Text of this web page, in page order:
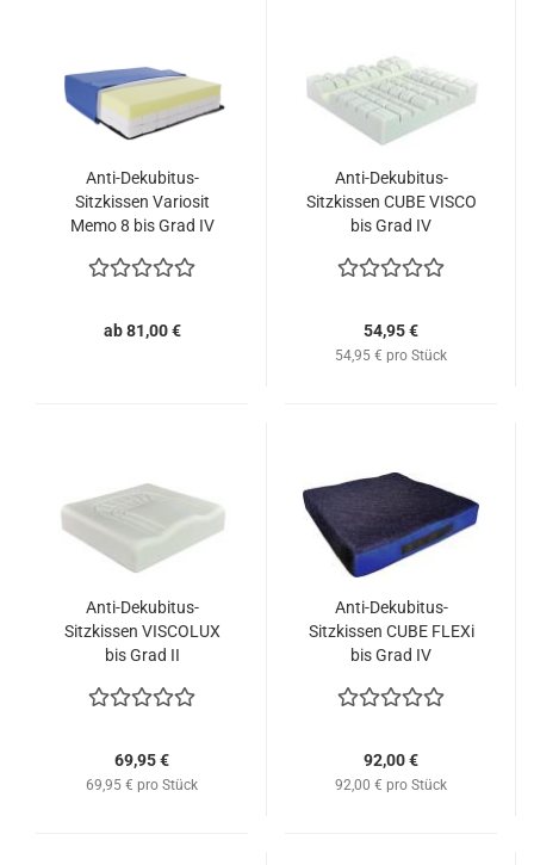
Anti-Dekubitus-
Sitzkissen Variosit
Memo 8 bis Grad IV
ab 81,00 €
Anti-Dekubitus-
Sitzkissen CUBE VISCO
bis Grad IV
54,95 €
54,95 € pro Stück
Anti-Dekubitus-
Sitzkissen VISCOLUX
bis Grad II
69,95 €
69,95 € pro Stück
Anti-Dekubitus-
Sitzkissen CUBE FLEXi
bis Grad IV
92,00 €
92,00 € pro Stück